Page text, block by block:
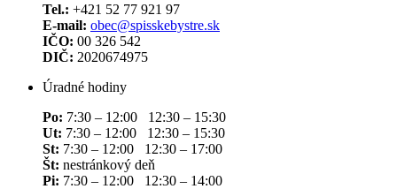
Tel.: +421 52 77 921 97
E-mail: obec@spisskebystre.sk
IČO: 00 326 542
DIČ: 2020674975
Úradné hodiny
Po: 7:30 – 12:00 12:30 – 15:30
Ut: 7:30 – 12:00 12:30 – 15:30
St: 7:30 – 12:00 12:30 – 17:00
Št: nestránkový deň
Pi: 7:30 – 12:00 12:30 – 14:00